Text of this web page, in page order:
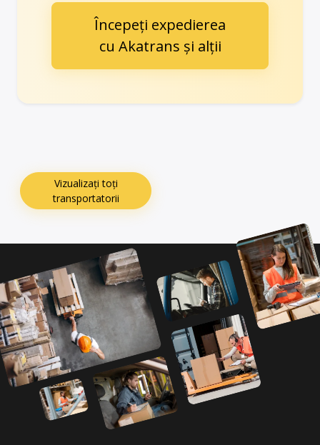
Începeți expedierea
cu Akatrans și alții
Vizualizați toți
transportatorii